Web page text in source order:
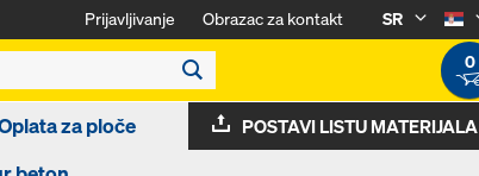
Prijavljivanje Obrazac za kontakt
SR
0
za ploče
POSTAVI LISTU MATERIJALA